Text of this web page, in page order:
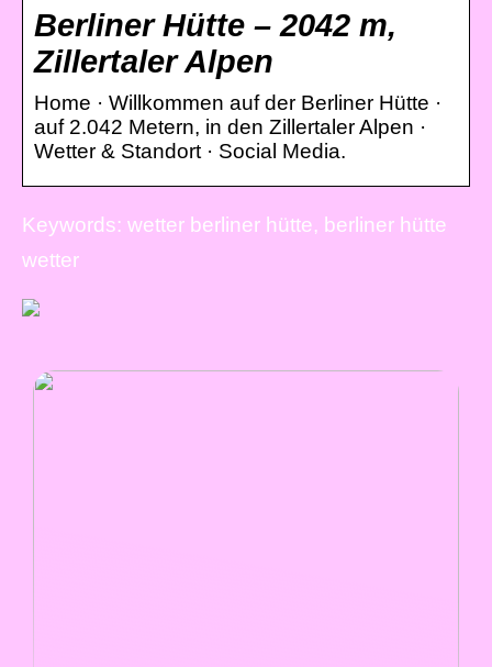
Berliner Hütte – 2042 m,
Zillertaler Alpen
Home · Willkommen auf der Berliner Hütte ·
auf 2.042 Metern, in den Zillertaler Alpen ·
Wetter & Standort · Social Media.
Keywords: wetter berliner hütte, berliner hütte
wetter